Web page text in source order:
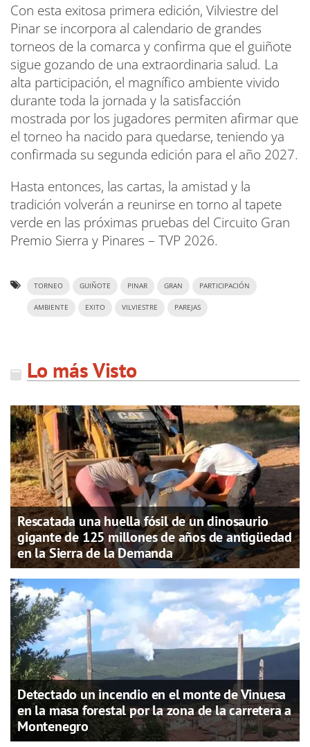
Con esta exitosa primera edición, Vilviestre del
Pinar se incorpora al calendario de grandes
torneos de la comarca y confirma que el guiñote
sigue gozando de una extraordinaria salud. La
alta participación, el magnífico ambiente vivido
durante toda la jornada y la satisfacción
mostrada por los jugadores permiten afirmar que
el torneo ha nacido para quedarse, teniendo ya
confirmada su segunda edición para el año 2027.
Hasta entonces, las cartas, la amistad y la
tradición volverán a reunirse en torno al tapete
verde en las próximas pruebas del Circuito Gran
Premio Sierra y Pinares – TVP 2026.
TORNEO GUIÑOTE PINAR GRAN PARTICIPACIÓN
AMBIENTE EXITO VILVIESTRE PAREJAS
Lo más Visto
Rescatada una huella fósil de un dinosaurio
gigante de 125 millones de años de antigüedad
en la Sierra de la Demanda
Detectado un incendio en el monte de Vinuesa
en la masa forestal por la zona de la carretera a
Montenegro